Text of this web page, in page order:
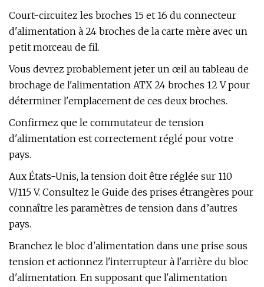
Court-circuitez les broches 15 et 16 du connecteur
d'alimentation à 24 broches de la carte mère avec un
petit morceau de fil.
Vous devrez probablement jeter un œil au tableau de
brochage de l'alimentation ATX 24 broches 12 V pour
déterminer l'emplacement de ces deux broches.
Confirmez que le commutateur de tension
d'alimentation est correctement réglé pour votre
pays.
Aux États-Unis, la tension doit être réglée sur 110
V/115 V. Consultez le Guide des prises étrangères pour
connaître les paramètres de tension dans d’autres
pays.
Branchez le bloc d'alimentation dans une prise sous
tension et actionnez l'interrupteur à l'arrière du bloc
d'alimentation. En supposant que l'alimentation